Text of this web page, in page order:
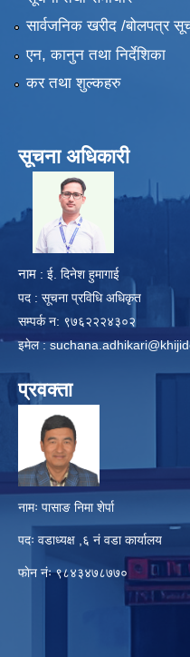
सार्वजनिक खरीद /बोलपत्र
एन, कानुन तथा निर्देशिका
कर तथा शुल्कहरु
सूचना अधिकारी
​
नाम : ई. दिनेश हुमागाई
पद : सूचना प्रविधि अधिकृत
सम्पर्क न: ९७६२२२४३०२
इमेल :
प्रवक्ता
नामः पासाङ निमा शेर्पा
पदः वडाध्यक्ष ,६ नं वडा कार्यालय
फाेन नंः ९८४३४७८७७०